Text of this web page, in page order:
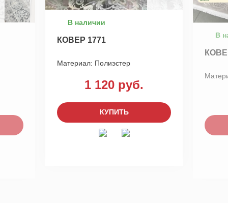
В наличии
КОВЕР 1771
Материал: Полиэстер
1 120 руб.
КУПИТЬ
В